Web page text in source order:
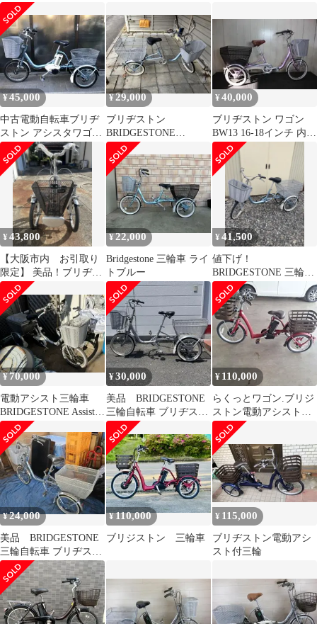
タワゴン 電動アシスト
三輪車
タ電動アシスト三輪車
料
¥45,000
中古電動自転車ブリヂ
ストン アシスタワゴン
3輪 三輪スカイブルー
横浜№3176
¥29,000
ブリヂストン
BRIDGESTONE
WAGON三輪車BW13
1E40BC0
¥40,000
ブリヂストン ワゴン
BW13 16-18インチ 内装
３段 LED
¥43,800
【大阪市内 お引取り
限定】 美品！ブリヂス
トン 三輪自転車 ミ
ンナ
¥22,000
Bridgestone 三輪車 ライ
トブルー
¥41,500
値下げ！
BRIDGESTONE 三輪自
転車 ブリヂストンワゴ
ン BW13
¥70,000
電動アシスト三輪車
BRIDGESTONE Assista
東京都杉並区から出品
¥30,000
美品 BRIDGESTONE
三輪自転車 ブリヂスト
ンワゴン BW13 シルバ
ー
¥ 110,000
らくっとワゴン.ブリジ
ストン電動アシスト三
輪自転車
¥24,000
美品 BRIDGESTONE
三輪自転車 ブリヂスト
ンワゴン BW13
¥110,000
ブリジストン 三輪車
¥ 115,000
ブリヂストン電動アシ
スト付三輪